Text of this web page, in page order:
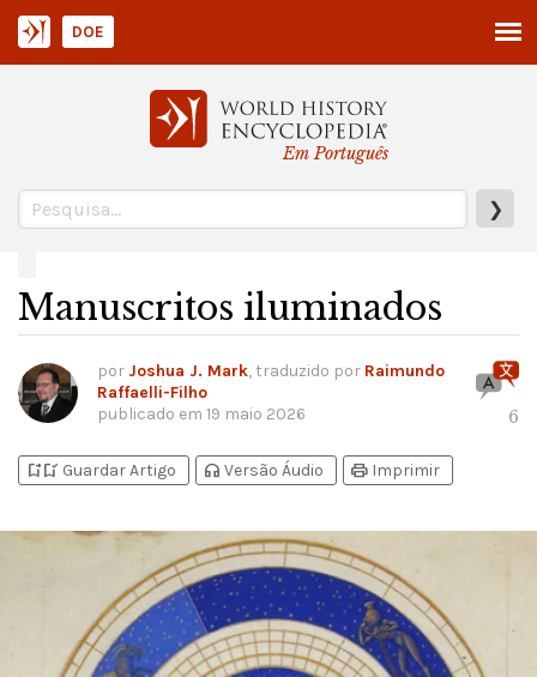
Em Português
❯
DOE
Manuscritos iluminados
por Joshua J. Mark, traduzido por Raimundo
Raffaelli-Filho
publicado em 19 maio 2026 6
bookmark_addbookmark_added Guardar Artigo headphones Versão Áudio print Imprimir